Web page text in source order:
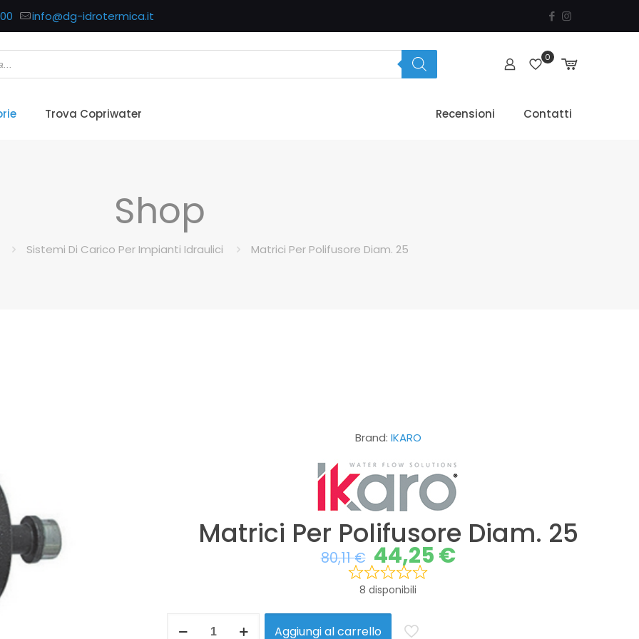
info@dg-idrotermica.it
0
Trova Copriwater Recensioni Contatti
Shop
Sistemi Di Carico Per Impianti Idraulici Matrici Per Polifusore Diam. 25
Brand: IKARO
Matrici Per Polifusore Diam. 25
80,11€ 44,25€
8 disponibili
Aggiungi al carrello